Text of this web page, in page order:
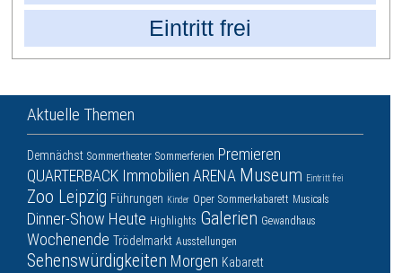
Eintritt frei
Aktuelle Themen
Demnächst Sommertheater Sommerferien Premieren
QUARTERBACK Immobilien ARENA Museum Eintritt frei
Zoo Leipzig Führungen Kinder Oper Sommerkabarett Musicals
Dinner-Show Heute Highlights Galerien Gewandhaus
Wochenende Trödelmarkt Ausstellungen
Sehenswürdigkeiten Morgen Kabarett